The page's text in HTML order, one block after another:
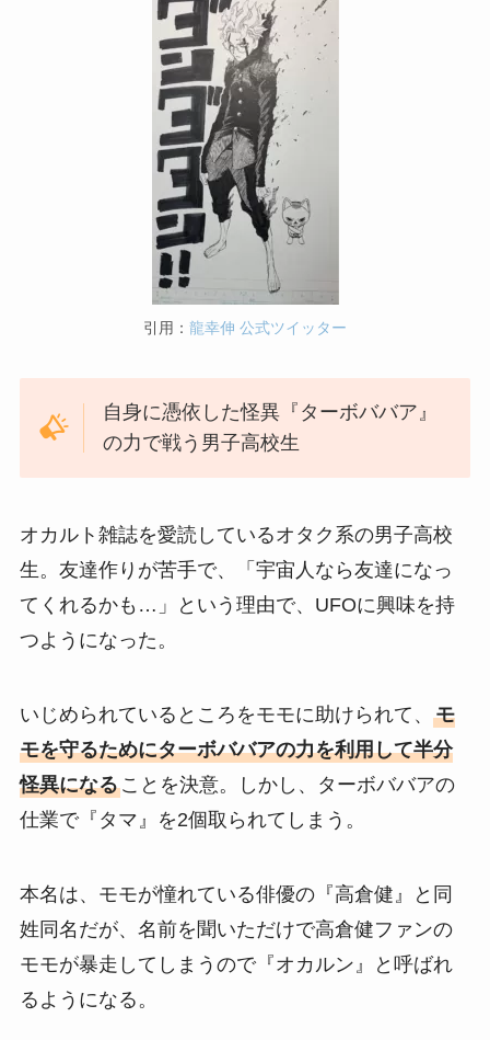
引用： 龍幸伸 公式ツイッター
自身に憑依した怪異『ターボババア』
の力で戦う男子高校生
オカルト雑誌を愛読しているオタク系の男子高校
生。友達作りが苦手で、「宇宙人なら友達になっ
てくれるかも…」という理由で、UFOに興味を持
つようになった。
いじめられているところをモモに助けられて、 モ
モを守るためにターボババアの力を利用して半分
怪異になることを決意。しかし、ターボババアの
仕業で『タマ』を2個取られてしまう。
本名は、モモが憧れている俳優の『高倉健』と同
姓同名だが、名前を聞いただけで高倉健ファンの
モモが暴走してしまうので『オカルン』と呼ばれ
るようになる。